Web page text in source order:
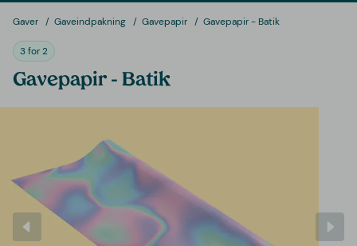
Gaver Gaveindpakning Gavepapir Gavepapir - Batik
3 for 2
Gavepapir - Batik